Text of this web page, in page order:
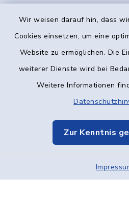
Wir weisen darauf hin, dass
Cookies einsetzen, um eine
Website zu ermöglichen. Die
weiterer Dienste wird bei
Weitere Informationen
Zur Kenntnis
Elektronische